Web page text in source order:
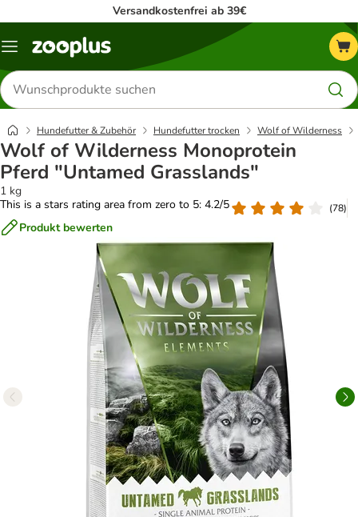
Versandkostenfrei ab 39€
Menü
Produkte
suchen
Hundefutter & Zubehör Hundefutter trocken Wolf of Wilderness
Wolf of Wilderness Monoprotein
Pferd "Untamed Grasslands"
1 kg
This is a stars rating area from zero to 5: 4.2/5
(78)
Produkt bewerten